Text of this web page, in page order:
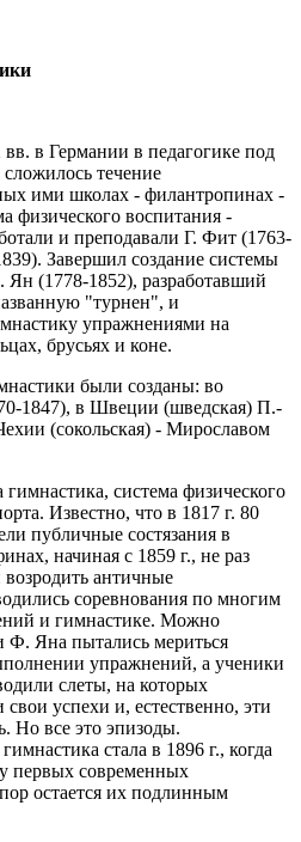
в Германии в педагогике под
течение
ими школах - филантропинах -
физического воспитания -
и преподавали Г. Фит (1763-
Завершил создание системы
(1778-1852), разработавший
"турнен", и
упражнениями на
брусьях и коне.
были созданы: во
1847), в Швеции (шведская) П.-
(сокольская) - Мирославом
гимнастика, система физического
Известно, что в 1817 г. 80
публичные состязания в
начиная с 1859 г., не раз
античные
соревнования по многим
и гимнастике. Можно
Ф. Яна пытались мериться
упражнений, а ученики
слеты, на которых
успехи и, естественно, эти
Но все это эпизоды.
стала в 1896 г., когда
первых современных
остается их подлинным